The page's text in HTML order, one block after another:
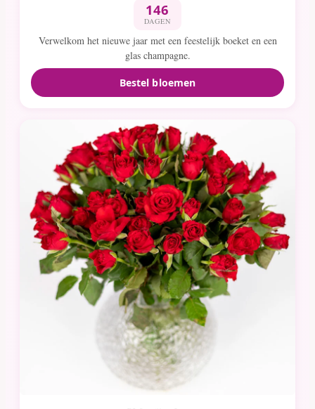
146
DAGEN
Verwelkom het nieuwe jaar met een feestelijk boeket en een
glas champagne.
Bestel bloemen